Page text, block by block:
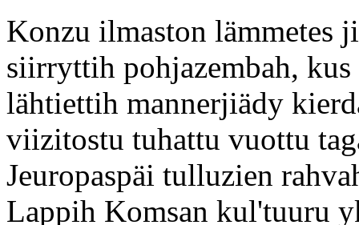
Konzu ilmaston lämmetes
siirryttih pohjazembah,
lähtiettih mannerjiädy
viizitostu tuhattu vuottu
Jeuropaspäi tulluzien
Lappih Komsan kul'tuuru